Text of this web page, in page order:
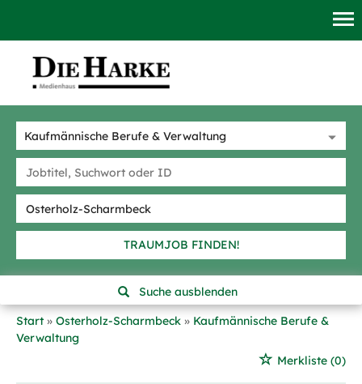
TRAUMJOB FINDEN!
Suche ausblenden
Start
Osterholz-Scharmbeck
Kaufmännische Berufe &
Verwaltung
Merkliste (0)